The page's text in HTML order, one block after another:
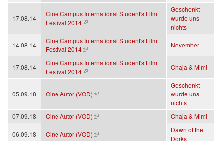
17.08.14
Cine Campus International Student's Film
Festival 2014
(Link ist extern)
Geschenkt
wurde uns
nichts
14.08.14
Cine Campus International Student's Film
Festival 2014
(Link ist extern)
November
17.08.14
Cine Campus International Student's Film
Festival 2014
(Link ist extern)
Chaja & Mimi
05.09.18 Cine Autor (VOD)
(Link ist extern)
Geschenkt
wurde uns
nichts
07.09.18
Cine Autor (VOD)
(Link ist extern) Chaja & Mimi
06.09.18 Cine Autor (VOD)
(Link ist extern)
Dawn of the
Dorks